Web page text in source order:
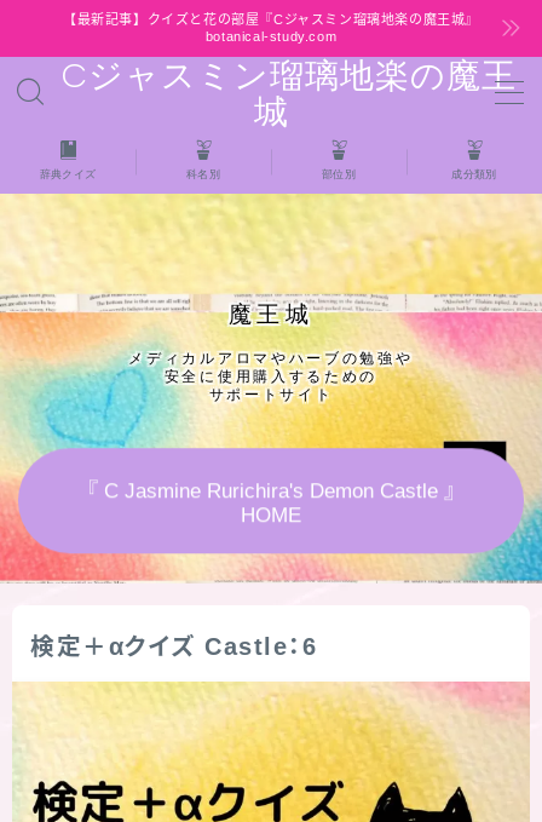
【最新記事】クイズと花の部屋『Cジャスミン瑠璃地楽の魔王城』
botanical-study.com
Cジャスミン瑠璃地楽の魔王
城
MENU
HOME
【最新】クイズと花の部屋
★全種/アロマハーブスパイス基材 プチ辞典ク
イズ＆プチ辞典
★アロマ検定＋αクイズ
★アロマハーブ傾向チェック
秘密部屋
お知らせ
公式ウェブサイト『Botanical Study』
辞典クイズ 科名別 部位別 成分類別
魔王城
メディカルアロマやハーブの勉強や
安全に使用購入するための
サポートサイト
『 C Jasmine Rurichira's Demon Castle 』
HOME
検定＋αクイズ Castle：6